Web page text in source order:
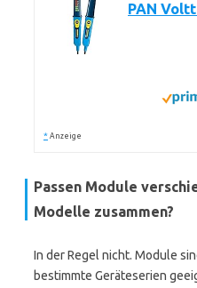
PAN
* Anzeige
Passen Module
Modelle zusammen?
In der Regel nicht. Module
bestimmte Geräteserien